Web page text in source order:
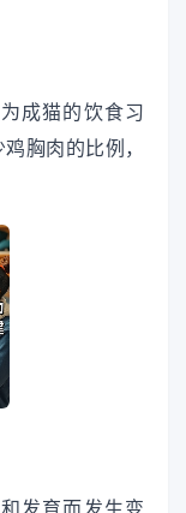
成猫的饮食习
胸肉的比例，